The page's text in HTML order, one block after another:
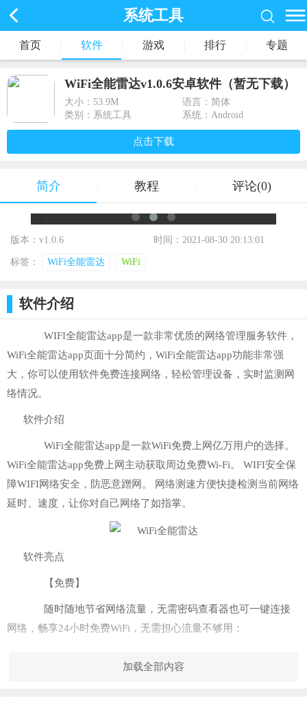
系统工具
首页 软件 游戏 排行 专题
WiFi全能雷达v1.0.6安卓软件（暂无下载）
大小： 53.9M
语言：简体
类别：系统工具
系统：Android
点击下载
简介 教程 评论(0)
版本：v1.0.6 时间：2021-08-30 20:13:01
标签： WiFi全能雷达 WiFi
软件介绍
WIFI全能雷达app是一款非常优质的网络管理服务软件，
WiFi全能雷达app页面十分简约，WiFi全能雷达app功能非常强
大，你可以使用软件免费连接网络，轻松管理设备，实时监测网
络情况。
软件介绍
WiFi全能雷达app是一款WiFi免费上网亿万用户的选择。
WiFi全能雷达app免费上网主动获取周边免费Wi-Fi。 WIFI安全保
障WIFI网络安全，防恶意蹭网。 网络测速方便快捷检测当前网络
延时、速度，让你对自己网络了如指掌。
软件亮点
【免费】
随时随地节省网络流量，无需密码查看器也可一键连接
网络，畅享24小时免费WiFi，无需担心流量不够用；
加载全部内容